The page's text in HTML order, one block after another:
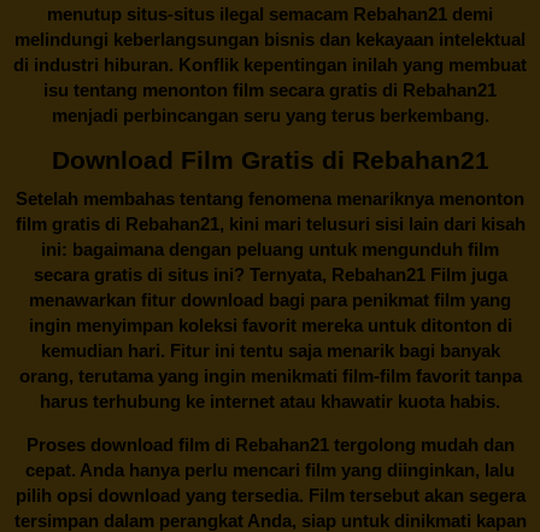
menutup situs-situs ilegal semacam Rebahan21 demi
melindungi keberlangsungan bisnis dan kekayaan intelektual
di industri hiburan. Konflik kepentingan inilah yang membuat
isu tentang menonton film secara gratis di Rebahan21
menjadi perbincangan seru yang terus berkembang.
Download Film Gratis di Rebahan21
Setelah membahas tentang fenomena menariknya menonton
film gratis di Rebahan21, kini mari telusuri sisi lain dari kisah
ini: bagaimana dengan peluang untuk mengunduh film
secara gratis di situs ini? Ternyata, Rebahan21 Film juga
menawarkan fitur download bagi para penikmat film yang
ingin menyimpan koleksi favorit mereka untuk ditonton di
kemudian hari. Fitur ini tentu saja menarik bagi banyak
orang, terutama yang ingin menikmati film-film favorit tanpa
harus terhubung ke internet atau khawatir kuota habis.
Proses download film di Rebahan21tergolong mudah dan
cepat. Anda hanya perlu mencari film yang diinginkan, lalu
pilih opsi download yang tersedia. Film tersebut akan segera
tersimpan dalam perangkat Anda, siap untuk dinikmati kapan